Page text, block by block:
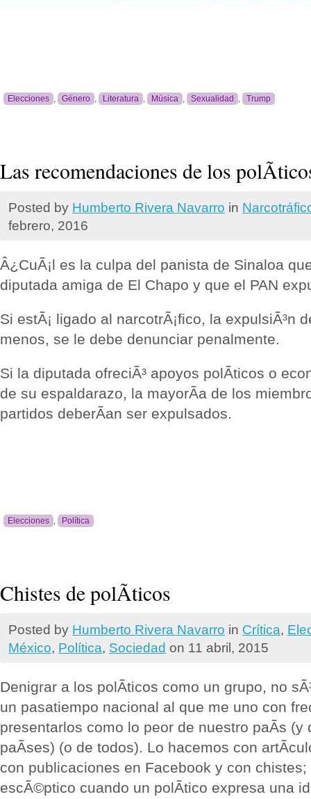
Elecciones , Género , Literatura , Música , Sexualidad , Trump
Las recomendaciones de los
Posted by Humberto Rivera Navarro in
febrero, 2016
Â¿CuÃ¡l es la culpa del panista de Sinaloa
diputada amiga de El Chapo y que el PAN
Si estÃ¡ ligado al narcotrÃ¡fico, la expulsiÃ³n
menos, se le debe denunciar penalmente.
Si la diputada ofreciÃ³ apoyos polÃ­ticos o
de su espaldarazo, la mayorÃ­a de los
partidos deberÃ­an ser expulsados.
Elecciones , Política
Chistes de polÃ­ticos
Posted by Humberto Rivera Navarro in Crí­tica,
México, Polí­tica, Sociedad on 11 abril, 2015
Denigrar a los polÃ­ticos como un grupo, no
un pasatiempo nacional al que me uno con
presentarlos como lo peor de nuestro paÃ­s (y
paÃ­ses) (o de todos). Lo hacemos con
con publicaciones en Facebook y con
escÃ©ptico cuando un polÃ­tico expresa una